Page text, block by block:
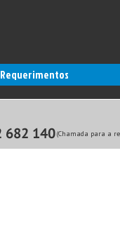
Requerimentos
(Chamada para a